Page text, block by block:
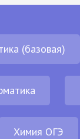
(базовая)
Химия ОГЭ